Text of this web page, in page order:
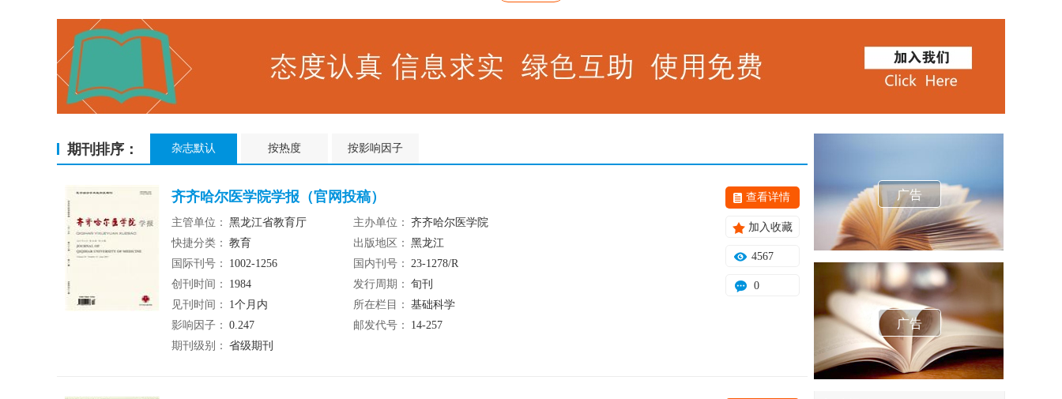
期刊排序： 杂志默认 按热度 按影响因子
齐齐哈尔医学院学报（官网投稿）
主管单位： 黑龙江省教育厅 主办单位： 齐齐哈尔医学院
快捷分类： 教育 出版地区： 黑龙江
国际刊号：
1002-1256 国内刊号： 23-1278/R
创刊时间：
1984 发行周期： 旬刊
见刊时间：
1个月内 所在栏目： 基础科学
影响因子： 0.247 邮发代号：
14-257
期刊级别： 省级期刊
查看详情
加入收藏
4567
0
广告
广告